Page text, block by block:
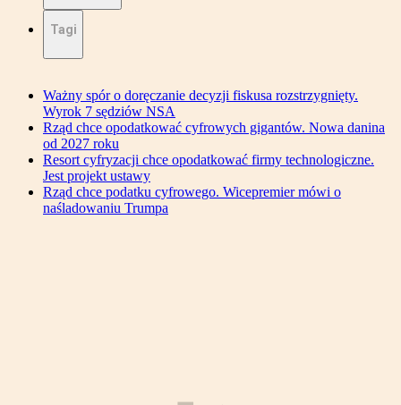
Tagi
Ważny spór o doręczanie decyzji fiskusa rozstrzygnięty.
Wyrok 7 sędziów NSA
Rząd chce opodatkować cyfrowych gigantów. Nowa danina
od 2027 roku
Resort cyfryzacji chce opodatkować firmy technologiczne.
Jest projekt ustawy
Rząd chce podatku cyfrowego. Wicepremier mówi o
naśladowaniu Trumpa